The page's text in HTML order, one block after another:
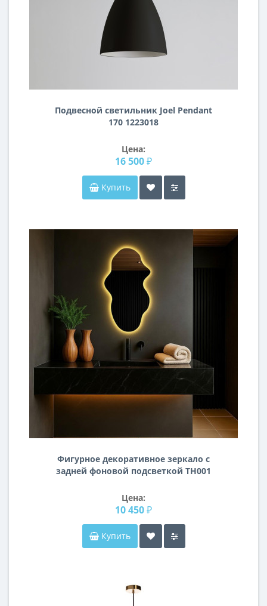
Подвесной светильник Joel Pendant
170 1223018
Цена:
16 500 ₽
Купить
Фигурное декоративное зеркало с
задней фоновой подсветкой TH001
Цена:
10 450 ₽
Купить